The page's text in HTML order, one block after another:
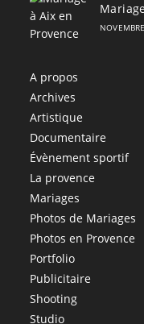
A propos
Archives
Artistique
Documentaire
Évènement sportif
La provence
Mariages
Photos de Mariages
Photos en Provence
Portfolio
Publicitaire
Shooting
Studio